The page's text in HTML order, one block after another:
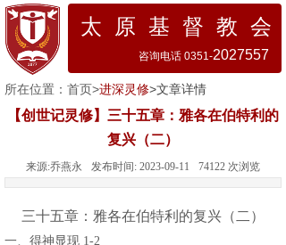
太 原 基 督 教 会
咨询电话 0351-2027557
所在位置： 首页>进深灵修>文章详情
【创世记灵修】三十五章：雅各在伯特利的
复兴（二）
来源:乔燕永 发布时间: 2023-09-11 74122 次浏览
三十五章：雅各在伯特利的复兴（二）
一、得神显现 1-2